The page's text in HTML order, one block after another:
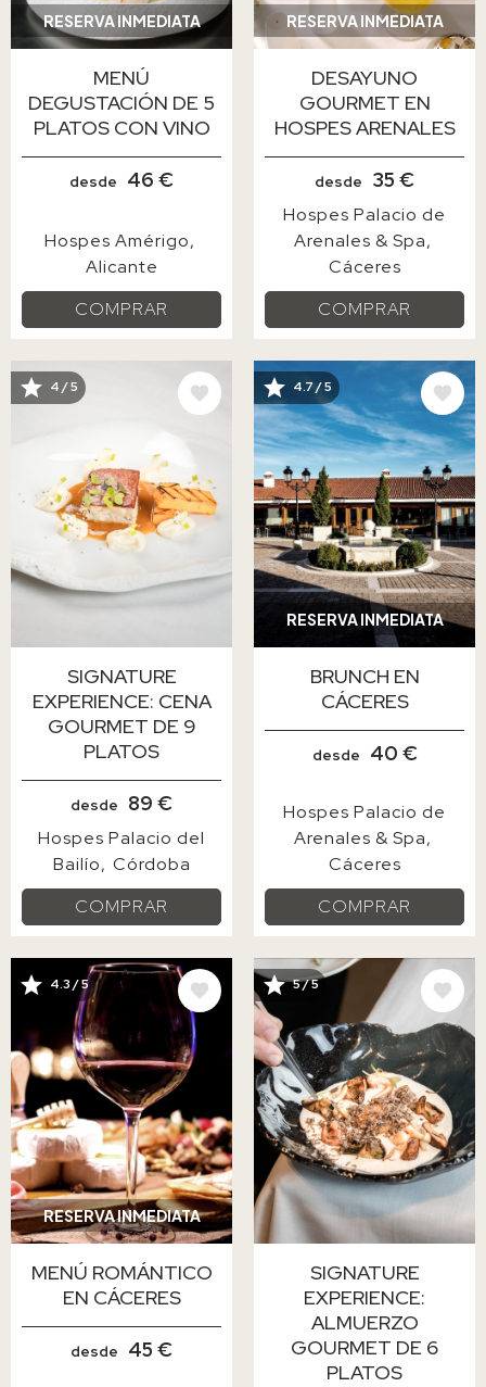
RESERVA INMEDIATA
MENÚ
DEGUSTACIÓN DE 5
PLATOS CON VINO
desde 46 €
Hospes Amérigo
Alicante
COMPRAR
RESERVA INMEDIATA
DESAYUNO
GOURMET EN
HOSPES ARENALES
desde 35 €
Hospes Palacio de
Arenales & Spa
Cáceres
COMPRAR
IMAGE
4 / 5
SIGNATURE
EXPERIENCE: CENA
GOURMET DE 9
PLATOS
desde 89 €
Hospes Palacio del
Bailío
Córdoba
COMPRAR
RESERVA INMEDIATA
IMAGE
4.7 / 5
BRUNCH EN
CÁCERES
desde 40 €
Hospes Palacio de
Arenales & Spa
Cáceres
COMPRAR
RESERVA INMEDIATA
IMAGE
4.3 / 5
MENÚ ROMÁNTICO
EN CÁCERES
desde 45 €
IMAGE
5 / 5
SIGNATURE
EXPERIENCE:
ALMUERZO
GOURMET DE 6
PLATOS